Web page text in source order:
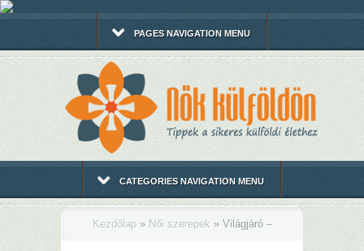
PAGES NAVIGATION MENU
CATEGORIES NAVIGATION MENU
Kezdőlap » Női szerepek » Világjáró –